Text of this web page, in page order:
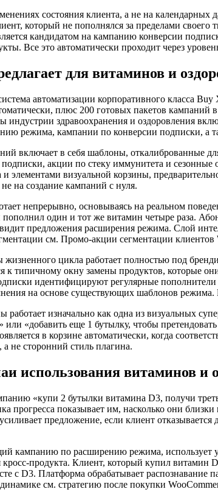
состояния клиента, а не на
который не пополнялся за пределами
кандидатом на кампанию конверсии
Все это автоматически проходит через
для витаминов и
автоматизации корпоративного класса
плюс 200 готовых пакетов кампаний
здравоохранения и оздоровления
режима, кампании по конверсии подписки, а
включает в себя шаблоны, откалиброванные
акции по стеку иммунитета и
элементами визуальной корзины,
на создание кампаний с нуля.
непрерывно, основываясь на реальном
один и тот же витамин четыре раза.
предложения расширения режима. Слой
см. Промо-акции сегментации клиентов
жизненного цикла работает полностью под
к типичному окну замены продуктов, которые
идентифицируют регулярные
на основе существующих шаблонов
работает изначально как одна из визуальных
или «добавить еще 1 бутылку, чтобы
в корзине автоматически, когда
не сторонний стиль плагина.
использования витаминов и
«купи 2 бутылки витамина D3, получи
прогресса показывает им, насколько они
предложение, если клиент
кампанию по расширению режима, использует
продукта. Клиент, который купил витамин
с D3. Платформа обрабатывает распознавание
см. стратегию после покупки